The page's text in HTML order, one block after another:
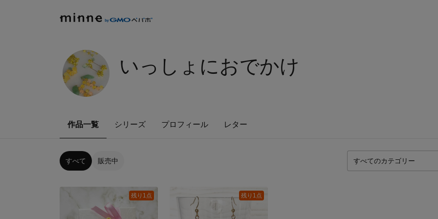
いっしょにおでかけ
作品一覧 シリーズ プロフィール レター
すべて 販売中
残り1点 残り1点